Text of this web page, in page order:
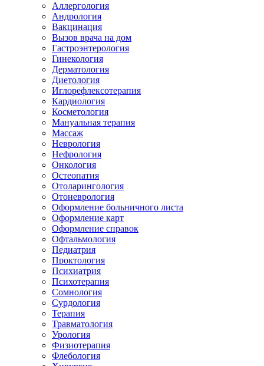
Аллергология
Андрология
Вакцинация
Вызов врача на дом
Гастроэнтерология
Гинекология
Дерматология
Диетология
Иглорефлексотерапия
Кардиология
Косметология
Мануальная терапия
Массаж
Неврология
Нефрология
Онкология
Остеопатия
Отоларингология
Отоневрология
Оформление больничного листа
Оформление карт
Оформление справок
Офтальмология
Педиатрия
Проктология
Психиатрия
Психотерапия
Сомнология
Сурдология
Терапия
Травматология
Урология
Физиотерапия
Флебология